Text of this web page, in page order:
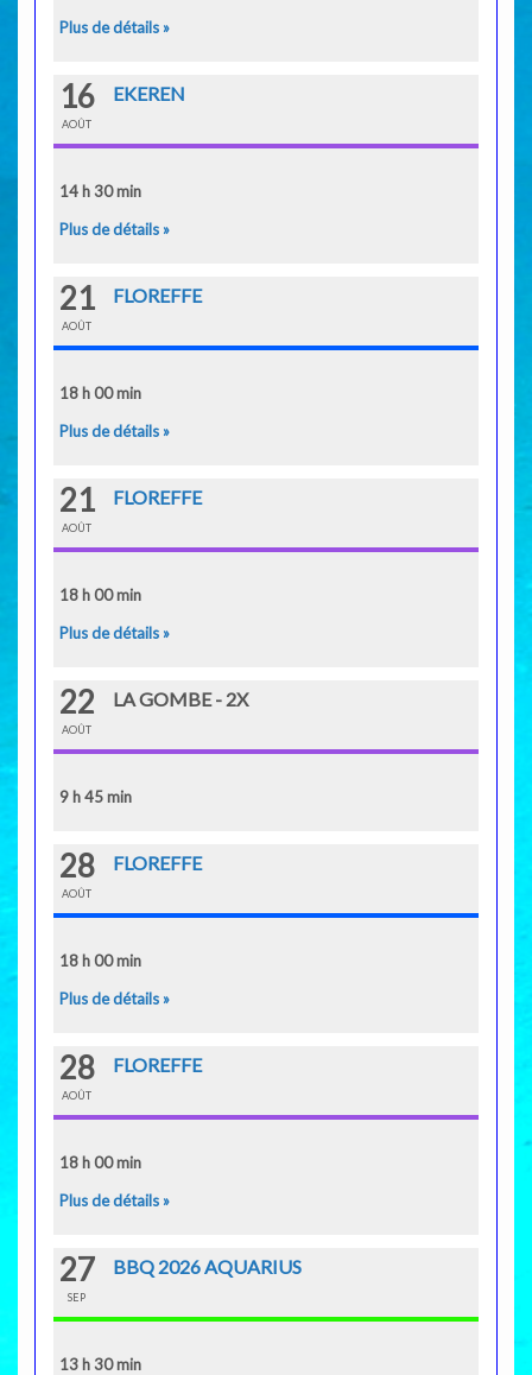
Plus de détails »
16
AOÛT
EKEREN
14 h 30 min
Plus de détails »
21
AOÛT
FLOREFFE
18 h 00 min
Plus de détails »
21
AOÛT
FLOREFFE
18 h 00 min
Plus de détails »
22
AOÛT
LA GOMBE - 2X
9 h 45 min
28
AOÛT
FLOREFFE
18 h 00 min
Plus de détails »
28
AOÛT
FLOREFFE
18 h 00 min
Plus de détails »
27
SEP
BBQ 2026 AQUARIUS
13 h 30 min